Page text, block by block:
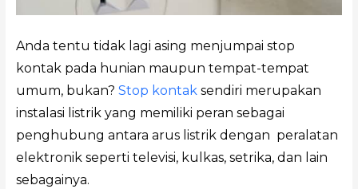
Anda tentu tidak lagi asing menjumpai stop
kontak pada hunian maupun tempat-tempat
umum, bukan? Stop kontaksendiri merupakan
instalasi listrik yang memiliki peran sebagai
penghubung antara arus listrik dengan peralatan
elektronik seperti televisi, kulkas, setrika, dan lain
sebagainya.